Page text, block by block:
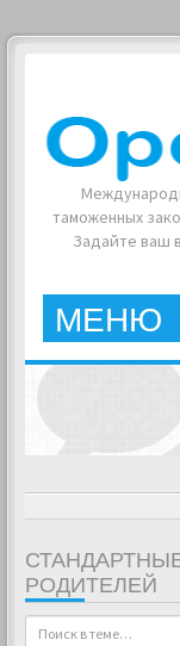
таможенных
Задайте ваш
МЕНЮ
РОДИТЕЛЕЙ